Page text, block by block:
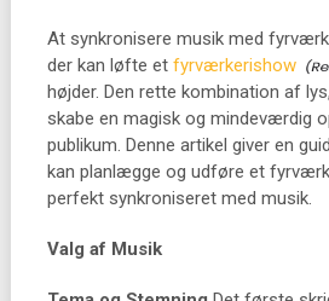
At synkronisere musik med
der kan løfte et fyrværkerishow
højder. Den rette kombination af
skabe en magisk og mindeværdig
publikum. Denne artikel giver en
kan planlægge og udføre et
perfekt synkroniseret med musik.
Valg af Musik